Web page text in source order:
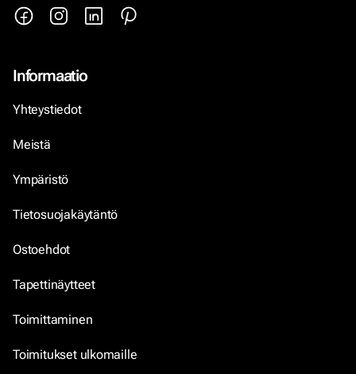
Informaatio
Yhteystiedot
Meistä
Ympäristö
Tietosuojakäytäntö
Ostoehdot
Tapettinäytteet
Toimittaminen
Toimitukset ulkomaille